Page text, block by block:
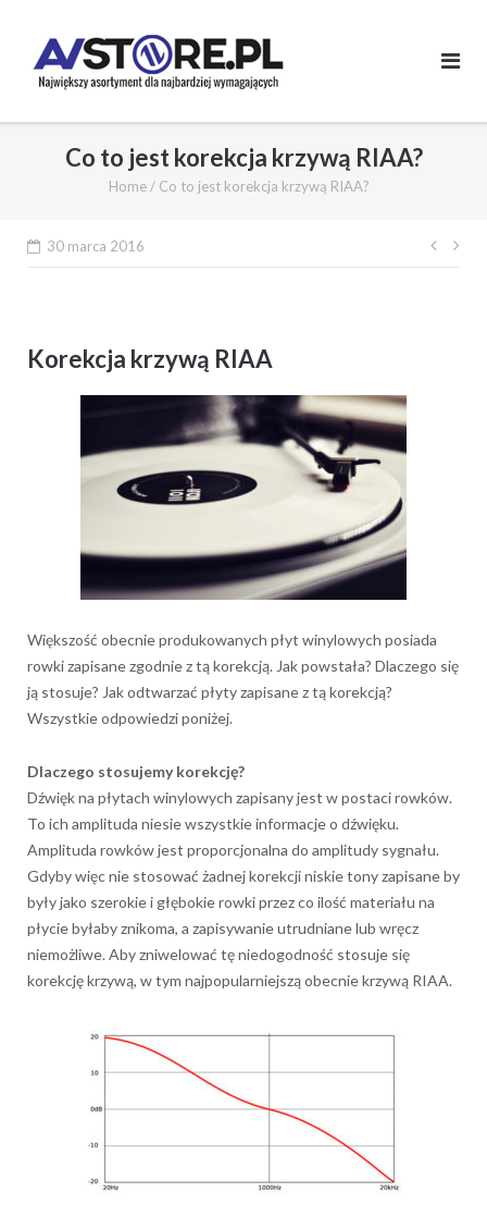
content
Co to jest korekcja krzywą RIAA?
Home/ Co to jest korekcja krzywą RIAA?
30 marca 2016
Korekcja krzywą RIAA
Większość obecnie produkowanych płyt winylowych posiada
rowki zapisane zgodnie z tą korekcją. Jak powstała? Dlaczego się
ją stosuje? Jak odtwarzać płyty zapisane z tą korekcją?
Wszystkie odpowiedzi poniżej.
Dlaczego stosujemy korekcję?
Dźwięk na płytach winylowych zapisany jest w postaci rowków.
To ich amplituda niesie wszystkie informacje o dźwięku.
Amplituda rowków jest proporcjonalna do amplitudy sygnału.
Gdyby więc nie stosować żadnej korekcji niskie tony zapisane by
były jako szerokie i głębokie rowki przez co ilość materiału na
płycie byłaby znikoma, a zapisywanie utrudniane lub wręcz
niemożliwe. Aby zniwelować tę niedogodność stosuje się
korekcję krzywą, w tym najpopularniejszą obecnie krzywą RIAA.